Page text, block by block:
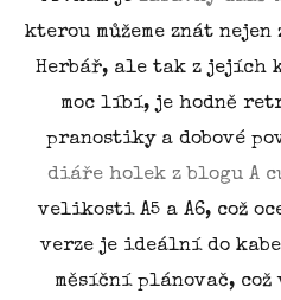
kterou můžeme znát
Herbář, ale tak z jejích
moc líbí, je hodně
pranostiky a dobové
diáře holek z blogu A
velikosti A5 a A6, což
verze je ideální do
měsíční plánovač, což